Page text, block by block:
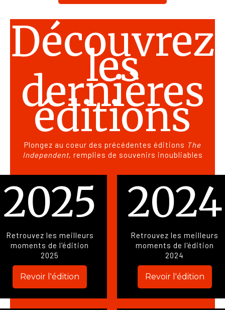
Découvrez
les
dernières
éditions
Plongez au coeur des précédentes éditions The
Independent, remplies de souvenirs inoubliables
2025
Retrouvez les meilleurs
moments de l'édition
2025
Revoir l'édition
2024
Retrouvez les meilleurs
moments de l'édition
2024
Revoir l'édition